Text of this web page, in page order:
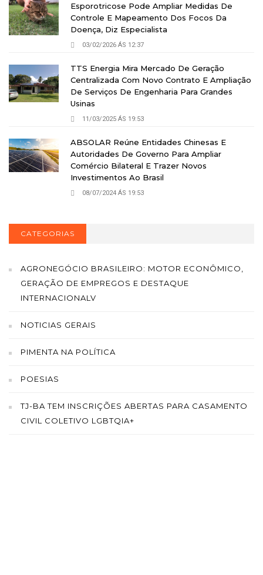
Esporotricose Pode Ampliar Medidas De
Controle E Mapeamento Dos Focos Da
Doença, Diz Especialista
03/02/2026 ÁS 12:37
TTS Energia Mira Mercado De Geração
Centralizada Com Novo Contrato E Ampliação
De Serviços De Engenharia Para Grandes
Usinas
11/03/2025 ÁS 19:53
ABSOLAR Reúne Entidades Chinesas E
Autoridades De Governo Para Ampliar
Comércio Bilateral E Trazer Novos
Investimentos Ao Brasil
08/07/2024 ÁS 19:53
CATEGORIAS
AGRONEGÓCIO BRASILEIRO: MOTOR ECONÔMICO,
GERAÇÃO DE EMPREGOS E DESTAQUE
INTERNACIONALV
NOTICIAS GERAIS
PIMENTA NA POLÍTICA
POESIAS
TJ-BA TEM INSCRIÇÕES ABERTAS PARA CASAMENTO
CIVIL COLETIVO LGBTQIA+